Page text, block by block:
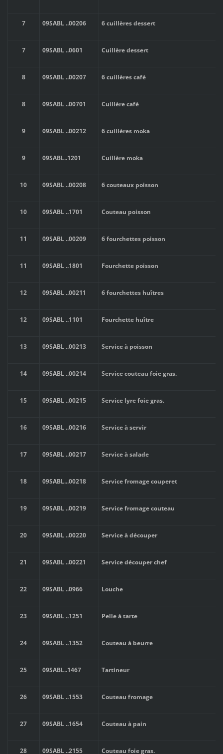
7 09SABL..00206 6 cuillères dessert
7 09SABL..0601 Cuillère dessert
8 09SABL..00207 6 cuillères café
8 09SABL..00701 Cuillère café
9 09SABL..00212 6 cuillères moka
9 09SABL..1201 Cuillère moka
10 09SABL..00208 6 couteaux poisson
10 09SABL..1701 Couteau poisson
11 09SABL..00209 6 fourchettes poisson
11 09SABL..1801 Fourchette poisson
12 09SABL..00211 6 fourchettes huîtres
12 09SABL..1101 Fourchette huître
13 09SABL..00213 Service à poisson
14 09SABL..00214 Service couteau foie gras.
15 09SABL..00215 Service lyre foie gras.
16 09SABL..00216 Service à servir
17 09SABL..00217 Service à salade
18 09SABL...00218 Service fromage couperet
19 09SABL..00219 Service fromage couteau
20 09SABL..00220 Service à découper
21 09SABL..00221 Service découper chef
22 09SABL..0966 Louche
23 09SABL..1251 Pelle à tarte
24 09SABL..1352 Couteau à beurre
25 09SABL..1467 Tartineur
26 09SABL..1553 Couteau fromage
27 09SABL..1654 Couteau à pain
28 09SABL..2155 Couteau foie gras.